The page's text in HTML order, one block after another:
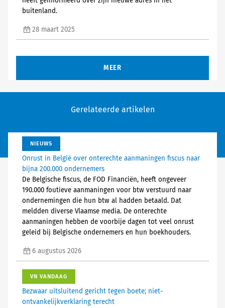
buitenland.
28 maart 2025
MEER
Gerelateerde artikelen
NIEUWS
Onrust in België over onterechte aanmaningen fiscus naar
bijna 200.000 ondernemers
De Belgische fiscus, de FOD Financiën, heeft ongeveer
190.000 foutieve aanmaningen voor btw verstuurd naar
ondernemingen die hun btw al hadden betaald. Dat
meldden diverse Vlaamse media. De onterechte
aanmaningen hebben de voorbije dagen tot veel onrust
geleid bij Belgische ondernemers en hun boekhouders.
6 augustus 2026
VN VANDAAG
Bezwaar uitsluitend gericht tegen boete; niet-
ontvankelijkverklaring terecht